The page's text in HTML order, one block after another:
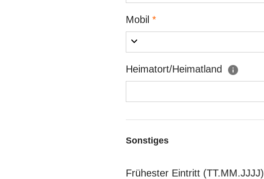
Mobil *
Heimatort/Heimatland
Sonstiges
Frühester Eintritt (TT.MM.JJJJ)